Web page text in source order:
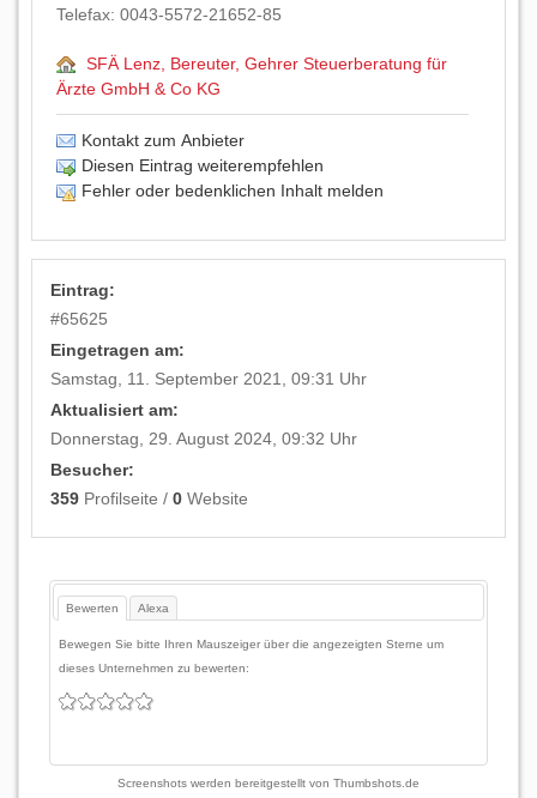
Telefax: 0043-5572-21652-85
SFÄ Lenz, Bereuter, Gehrer Steuerberatung für
Ärzte GmbH & Co KG
Kontakt zum Anbieter
Diesen Eintrag weiterempfehlen
Fehler oder bedenklichen Inhalt melden
Eintrag:
#65625
Eingetragen am:
Samstag, 11. September 2021, 09:31 Uhr
Aktualisiert am:
Donnerstag, 29. August 2024, 09:32 Uhr
Besucher:
359 Profilseite /0 Website
Bewerten Alexa
Bewegen Sie bitte Ihren Mauszeiger über die angezeigten Sterne um
dieses Unternehmen zu bewerten:
Screenshots werden bereitgestellt von Thumbshots.de